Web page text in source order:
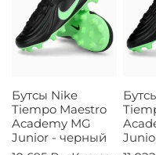
Бутсы Nike
Tiempo Maestro
Academy MG
Junior - черный